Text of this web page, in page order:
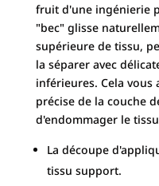
fruit d'une ingénierie
"bec" glisse
supérieure de tissu,
la séparer avec
inférieures. Cela vous
précise de la couche
d'endommager le
La découpe
tissu support.